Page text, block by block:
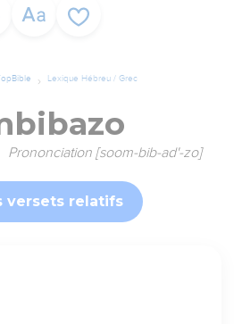
Lexique Hébreu / Grec
Prononciation [soom-bib-ad'-zo]
versets relatifs